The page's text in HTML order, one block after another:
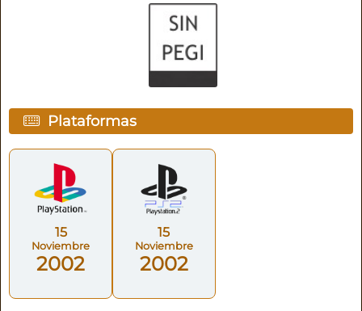
Plataformas
15
Noviembre
2002
15
Noviembre
2002